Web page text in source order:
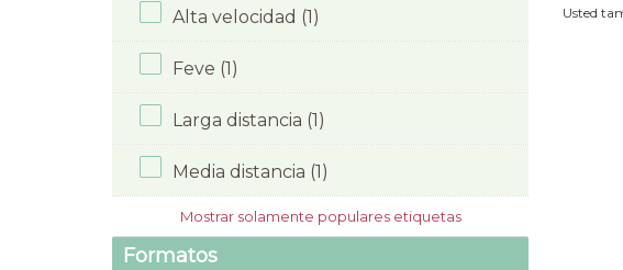
Alta velocidad (1)
Feve (1)
Larga distancia (1)
Media distancia (1)
Mostrar solamente populares etiquetas
Formatos
Usted